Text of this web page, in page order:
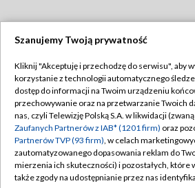
TVP
Abonament TVP
Emisja w TVP
Centrum informacji TVP
Naziemna Telewizja Cyfrowa
Regulamin TVP
Polityka
Moje zgody
Pomoc
Szanujemy Twoją prywatność
Kliknij "Akceptuję i przechodzę do serwisu", aby
korzystanie z technologii automatycznego
dostęp do informacji na Twoim urządzeniu
przechowywanie oraz na przetwarzanie Twoich
nas, czyli Telewizję Polską S.A. w likwidacji
Zaufanych Partnerów z IAB* (1201 firm) oraz
Partnerów TVP (93 firm), w celach
zautomatyzowanego dopasowania reklam do
mierzenia ich skuteczności) i pozostałych, które
także zgody na udostępnianie przez nas